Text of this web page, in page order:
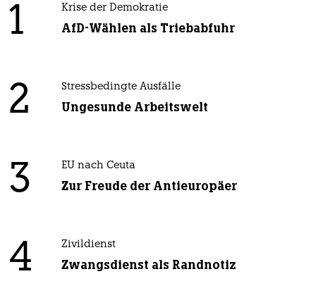
1 Krise der Demokratie
AfD-Wählen als Triebabfuhr
2 Stressbedingte Ausfälle
Ungesunde Arbeitswelt
3 EU nach Ceuta
Zur Freude der Antieuropäer
4 Zivildienst
Zwangsdienst als Randnotiz